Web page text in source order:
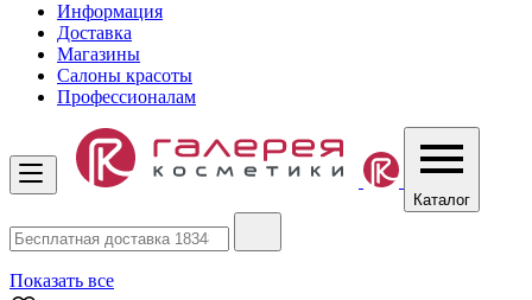
Информация
Доставка
Магазины
Салоны красоты
Профессионалам
Каталог
Показать все